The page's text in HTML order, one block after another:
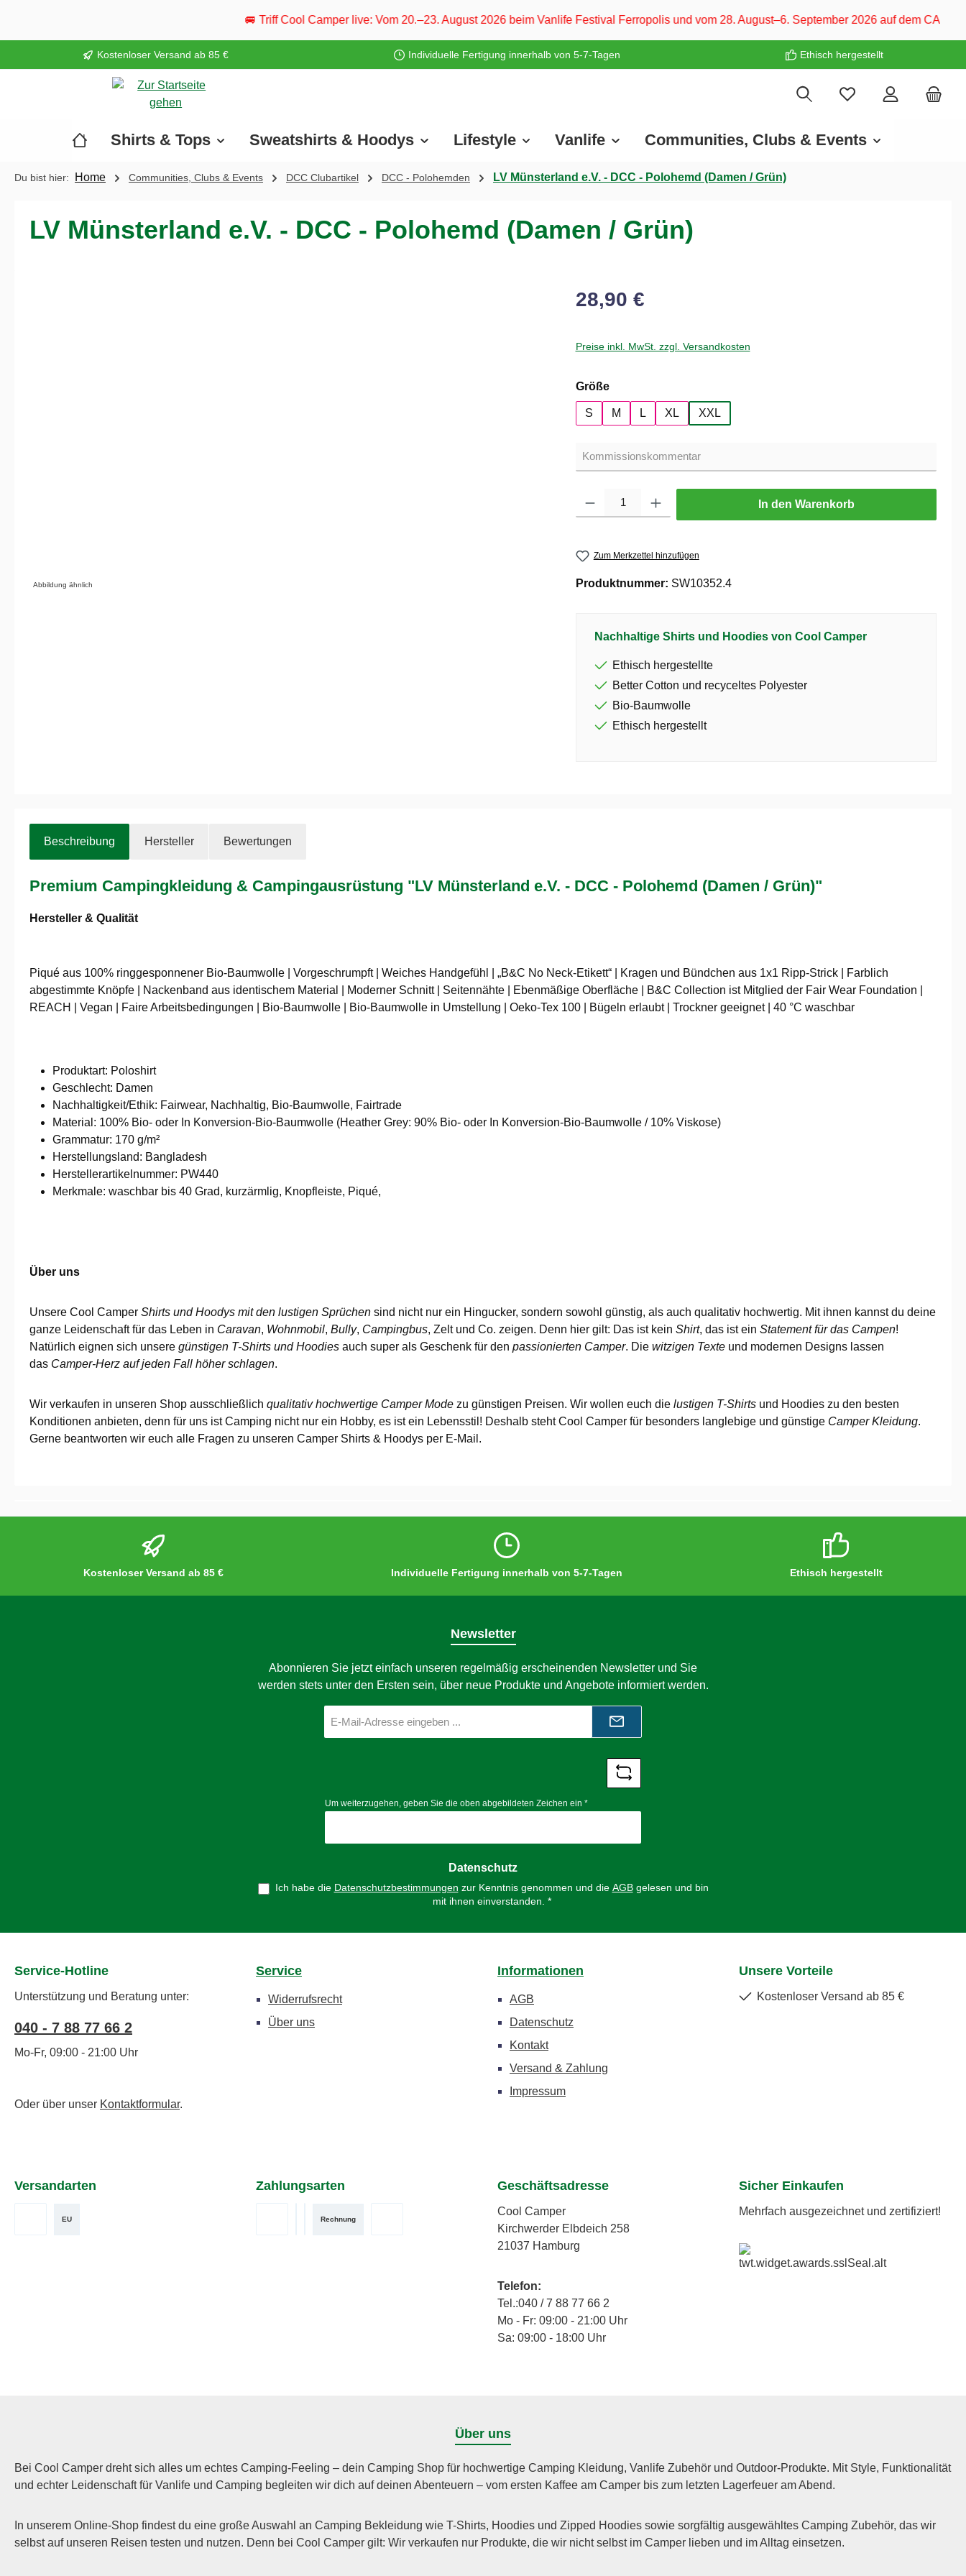
🚐 Triff Cool Camper live: Vom 20.–23. August 2026 beim Vanlife Festival Ferropolis und vom 28. August–6. September 2026 auf dem CARAVAN SALON
Kostenloser Versand ab 85 € Individuelle Fertigung innerhalb von 5-7-Tagen Ethisch hergestellt
Shirts & Tops Sweatshirts & Hoodys Lifestyle Vanlife Communities, Clubs & Events
Du bist hier: Home Communities, Clubs & Events DCC Clubartikel DCC - Polohemden LV Münsterland e.V. - DCC - Polohemd (Damen / Grün)
LV Münsterland e.V. - DCC - Polohemd (Damen / Grün)
Abbildung ähnlich
28,90 €
Preise inkl. MwSt. zzgl. Versandkosten
Größeauswählen
S M L XL XXL
In den Warenkorb
Zum Merkzettel hinzufügen
Produktnummer: SW10352.4
Nachhaltige Shirts und Hoodies von Cool Camper
Ethisch hergestellte
Better Cotton und recyceltes Polyester
Bio-Baumwolle
Ethisch hergestellt
Beschreibung Hersteller Bewertungen
Premium Campingkleidung & Campingausrüstung "LV Münsterland e.V. - DCC - Polohemd (Damen / Grün)"
Hersteller & Qualität
Piqué aus 100% ringgesponnener Bio-Baumwolle | Vorgeschrumpft | Weiches Handgefühl | „B&C No Neck-Etikett“ | Kragen und Bündchen aus 1x1 Ripp-Strick | Farblich
abgestimmte Knöpfe | Nackenband aus identischem Material | Moderner Schnitt | Seitennähte | Ebenmäßige Oberfläche | B&C Collection ist Mitglied der Fair Wear Foundation |
REACH | Vegan | Faire Arbeitsbedingungen | Bio-Baumwolle | Bio-Baumwolle in Umstellung | Oeko-Tex 100 | Bügeln erlaubt | Trockner geeignet | 40 °C waschbar
Produktart: Poloshirt
Geschlecht: Damen
Nachhaltig­keit/Ethik: Fairwear, Nachhaltig, Bio-Baumwolle, Fairtrade
Material: 100% Bio- oder In Konversion-Bio-Baumwolle (Heather Grey: 90% Bio- oder In Konversion-Bio-Baumwolle / 10% Viskose)
Grammatur: 170 g/m²
Herstellungsland: Bangladesh
Herstellerartikelnummer: PW440
Merkmale: waschbar bis 40 Grad, kurzärmlig, Knopfleiste, Piqué,
Über uns
Unsere Cool Camper Shirts und Hoodys mit den lustigen Sprüchen sind nicht nur ein Hingucker, sondern sowohl günstig, als auch qualitativ hochwertig. Mit ihnen kannst du deine
ganze Leidenschaft für das Leben in Caravan, Wohnmobil, Bully, Campingbus, Zelt und Co. zeigen. Denn hier gilt: Das ist kein Shirt, das ist ein Statement für das Campen!
Natürlich eignen sich unsere günstigen T-Shirts und Hoodies auch super als Geschenk für den passionierten Camper. Die witzigen Texte und modernen Designs lassen
das Camper-Herz auf jeden Fall höher schlagen.
Wir verkaufen in unseren Shop ausschließlich qualitativ hochwertige Camper Mode zu günstigen Preisen. Wir wollen euch die lustigen T-Shirts und Hoodies zu den besten
Konditionen anbieten, denn für uns ist Camping nicht nur ein Hobby, es ist ein Lebensstil! Deshalb steht Cool Camper für besonders langlebige und günstige Camper Kleidung.
Gerne beantworten wir euch alle Fragen zu unseren Camper Shirts & Hoodys per E-Mail.
Kostenloser Versand ab 85 € Individuelle Fertigung innerhalb von 5-7-Tagen Ethisch hergestellt
Newsletter
Abonnieren Sie jetzt einfach unseren regelmäßig erscheinenden Newsletter und Sie
werden stets unter den Ersten sein, über neue Produkte und Angebote informiert werden.
Mail-
Adresse
Um weiterzugehen, geben Sie die oben abgebildeten Zeichen ein *
Datenschutz
Ich habe die Datenschutzbestimmungen zur Kenntnis genommen und die AGBgelesen und bin
mit ihnen einverstanden. *
Service-Hotline
Unterstützung und Beratung unter:
040 - 7 88 77 66 2
Mo-Fr, 09:00 - 21:00 Uhr
Oder über unser Kontaktformular.
Service
Widerrufsrecht
Über uns
Informationen
AGB
Datenschutz
Kontakt
Versand & Zahlung
Impressum
Unsere Vorteile
Kostenloser Versand ab 85 €
Versandarten
EU
Zahlungsarten
Rechnung
Geschäftsadresse
Cool Camper
Kirchwerder Elbdeich 258
21037 Hamburg
Telefon:
Tel.:040 / 7 88 77 66 2
Mo - Fr: 09:00 - 21:00 Uhr
Sa: 09:00 - 18:00 Uhr
Sicher Einkaufen
Mehrfach ausgezeichnet und zertifiziert!
Über uns
Bei Cool Camper dreht sich alles um echtes Camping-Feeling – dein Camping Shop für hochwertige Camping Kleidung, Vanlife Zubehör und Outdoor-Produkte. Mit Style, Funktionalität
und echter Leidenschaft für Vanlife und Camping begleiten wir dich auf deinen Abenteuern – vom ersten Kaffee am Camper bis zum letzten Lagerfeuer am Abend.
In unserem Online-Shop findest du eine große Auswahl an Camping Bekleidung wie T-Shirts, Hoodies und Zipped Hoodies sowie sorgfältig ausgewähltes Camping Zubehör, das wir
selbst auf unseren Reisen testen und nutzen. Denn bei Cool Camper gilt: Wir verkaufen nur Produkte, die wir nicht selbst im Camper lieben und im Alltag einsetzen.